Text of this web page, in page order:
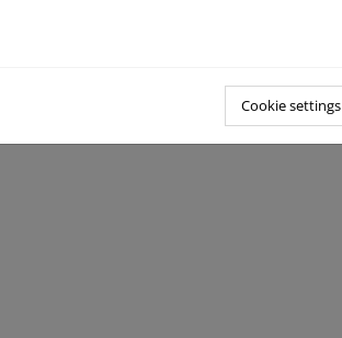
organizaciones que quieran promoverlo?
Cookie settings